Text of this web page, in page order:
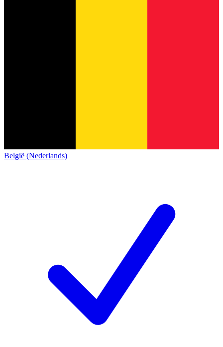
België (Nederlands)